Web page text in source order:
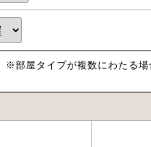
※部屋タイプが複数にわたる場